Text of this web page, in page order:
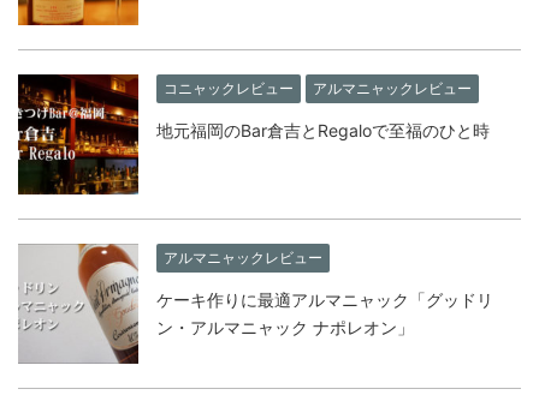
コニャックレビュー アルマニャックレビュー
地元福岡のBar倉吉とRegaloで至福のひと時
アルマニャックレビュー
ケーキ作りに最適アルマニャック「グッドリ
ン・アルマニャック ナポレオン」